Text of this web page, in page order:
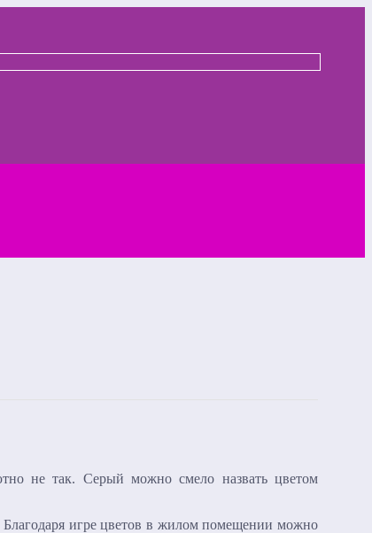
не так. Серый можно смело назвать цветом
игре цветов в жилом помещении можно